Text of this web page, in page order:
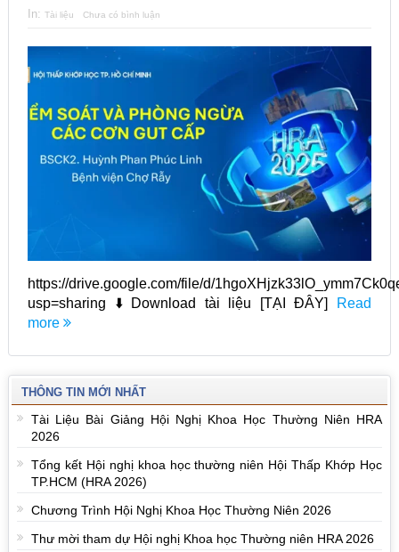
In: Tài liệu Chưa có bình luận
https://drive.google.com/file/d/
usp=sharing ⬇️ Download tài liệu [TẠI ĐÂY]
Read
more
THÔNG TIN MỚI NHẤT
Tài Liệu Bài Giảng Hội Nghị Khoa Học Thường Niên HRA
2026
Tổng kết Hội nghị khoa học thường niên Hội Thấp Khớp Học
TP.HCM (HRA 2026)
Chương Trình Hội Nghị Khoa Học Thường Niên 2026
Thư mời tham dự Hội nghị Khoa học Thường niên HRA 2026